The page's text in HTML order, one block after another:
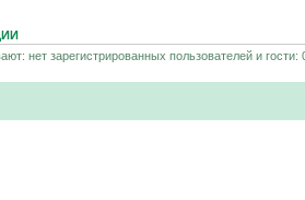
нет зарегистрированных пользователей и гости: